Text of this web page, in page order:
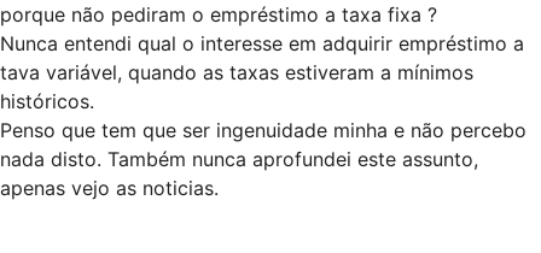
porque não pediram o empréstimo a taxa fixa ?
Nunca entendi qual o interesse em adquirir empréstimo a
tava variável, quando as taxas estiveram a mínimos
históricos.
Penso que tem que ser ingenuidade minha e não percebo
nada disto. Também nunca aprofundei este assunto,
apenas vejo as noticias.